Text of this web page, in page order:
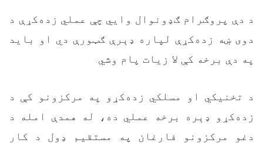
د دې پروګرام ګډونوال وایي چې عملي زده‌کړې د
دوی ښه زده‌کړې لپاره ډېرې ګټورې دي او باید
په دې برخه کې لا زیات پام وشي.
د تخنیکي او مسلکي زده‌کړو په مرکزونو کې د
زده‌کړو ډېره برخه عملي ده، له همدې امله د
دغو مرکزونو فارغان په مستقیم ډول د کار